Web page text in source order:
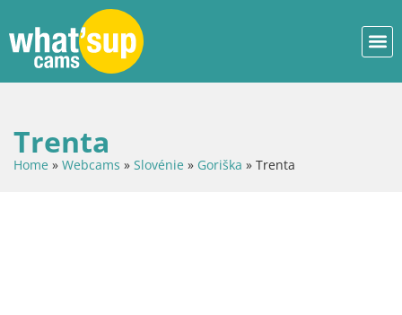
Trenta
Home » Webcams » Slovénie » Goriška » Trenta